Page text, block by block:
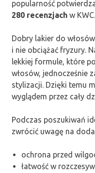
popularność
280 recenzjach w KWC.
Dobry lakier do
i nie obciążać fryzury.
lekkiej formule, które
włosów, jednocześnie
stylizacji. Dzięki temu
wyglądem przez cały
Podczas poszukiwań
zwrócić uwagę na
ochrona przed
łatwość w